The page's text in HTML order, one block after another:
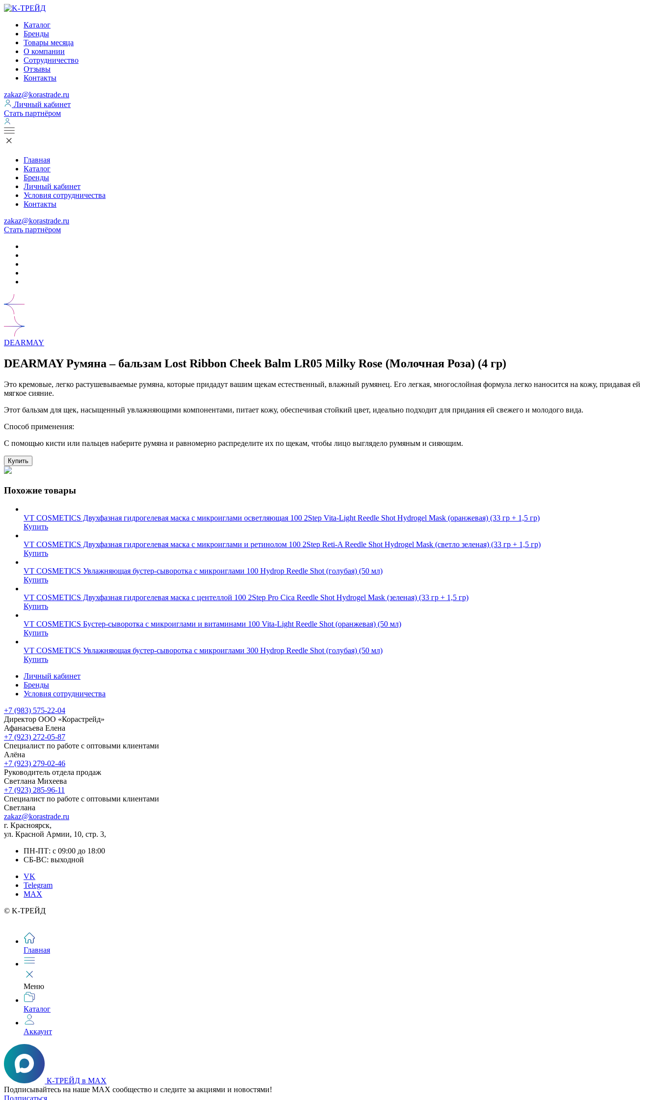
Каталог
Бренды
Товары месяца
О компании
Сотрудничество
Отзывы
Контакты
zakaz@korastrade.ru
Личный кабинет
Стать партнёром
Главная
Каталог
Бренды
Личный кабинет
Условия сотрудничества
Контакты
zakaz@korastrade.ru
Стать партнёром
DEARMAY
DEARMAY Румяна – бальзам Lost Ribbon Cheek Balm LR05 Milky Rose (Молочная Роза) (4 гр)
Это кремовые, легко растушевываемые румяна, которые придадут вашим щекам естественный, влажный румянец. Его легкая, многослойная формула легко наносится на кожу, придавая ей
мягкое сияние.
Этот бальзам для щек, насыщенный увлажняющими компонентами, питает кожу, обеспечивая стойкий цвет, идеально подходит для придания ей свежего и молодого вида.
Способ применения:
С помощью кисти или пальцев наберите румяна и равномерно распределите их по щекам, чтобы лицо выглядело румяным и сияющим.
Купить
Похожие товары
VT COSMETICS Двухфазная гидрогелевая маска с микроиглами осветляющая 100 2Step Vita-Light Reedle Shot Hydrogel Mask (оранжевая) (33 гр + 1,5 гр)
Купить
VT COSMETICS Двухфазная гидрогелевая маска с микроиглами и ретинолом 100 2Step Reti-A Reedle Shot Hydrogel Mask (светло зеленая) (33 гр + 1,5 гр)
Купить
VT COSMETICS Увлажняющая бустер-сыворотка с микроиглами 100 Hydrop Reedle Shot (голубая) (50 мл)
Купить
VT COSMETICS Двухфазная гидрогелевая маска с центеллой 100 2Step Pro Cica Reedle Shot Hydrogel Mask (зеленая) (33 гр + 1,5 гр)
Купить
VT COSMETICS Бустер-сыворотка с микроиглами и витаминами 100 Vita-Light Reedle Shot (оранжевая) (50 мл)
Купить
VT COSMETICS Увлажняющая бустер-сыворотка с микроиглами 300 Hydrop Reedle Shot (голубая) (50 мл)
Купить
Личный кабинет
Бренды
Условия сотрудничества
+7 (983) 575-22-04
Директор ООО «Корастрейд»
Афанасьева Елена
+7 (923) 272-05-87
Специалист по работе с оптовыми клиентами
Алёна
+7 (923) 279-02-46
Руководитель отдела продаж
Светлана Михеева
+7 (923) 285-96-11
Специалист по работе с оптовыми клиентами
Светлана
zakaz@korastrade.ru
г. Красноярск,
ул. Красной Армии, 10, стр. 3,
ПН-ПТ: с 09:00 до 18:00
СБ-ВС: выходной
VK
Telegram
MAX
© K-ТРЕЙД
Главная
Меню
Каталог
Аккаунт
К-ТРЕЙД в MAX
Подписывайтесь на наше MAX сообщество и следите за акциями и новостями!